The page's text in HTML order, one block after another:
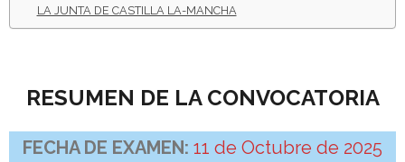
- - OPOSICIÓN Celador SESCAM – Libre – 2025
Castilla La – Mancha, turno libre – 2025
LA JUNTA DE CASTILLA LA-MANCHA
RESUMEN DE LA CONVOCATORIA
FECHA DE EXAMEN: 11 de Octubre de 2025